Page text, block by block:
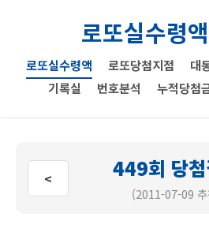
로또실수령
로또실수령액 로또당첨지점 대
기록실
번호분석 누적당첨
< 449회 당
(2011-07-09